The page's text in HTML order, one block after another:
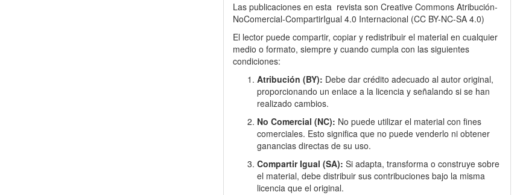
Las publicaciones en esta revista son Creative Commons Atribución-
NoComercial-CompartirIgual 4.0 Internacional (CC BY-NC-SA 4.0)
El lector puede compartir, copiar y redistribuir el material en cualquier
medio o formato, siempre y cuando cumpla con las siguientes
condiciones:
Atribución (BY): Debe dar crédito adecuado al autor original,
proporcionando un enlace a la licencia y señalando si se han
realizado cambios.
No Comercial (NC): No puede utilizar el material con fines
comerciales. Esto significa que no puede venderlo ni obtener
ganancias directas de su uso.
Compartir Igual (SA): Si adapta, transforma o construye sobre
el material, debe distribuir sus contribuciones bajo la misma
licencia que el original.